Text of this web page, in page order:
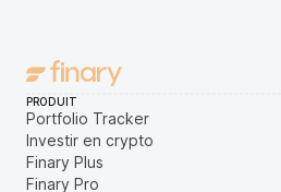
PRODUIT
Portfolio Tracker
Investir en crypto
Finary Plus
Finary Pro